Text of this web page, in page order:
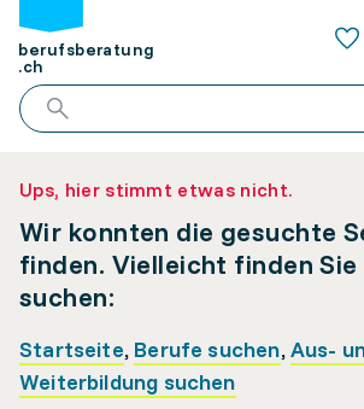
berufsberatung
.ch
Ups, hier stimmt etwas nicht.
Wir konnten die gesuchte
finden. Vielleicht finden Sie
suchen:
Startseite, Berufe suchen,Aus-
Weiterbildung suchen